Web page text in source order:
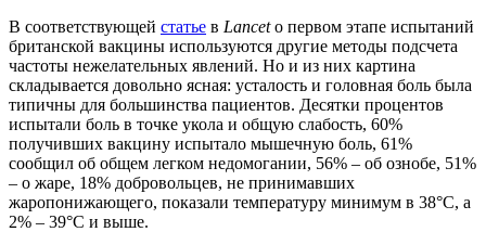
В соответствующей статье в Lancetо первом этапе испытаний
британской вакцины используются другие методы подсчета
частоты нежелательных явлений. Но и из них картина
складывается довольно ясная: усталость и головная боль была
типичны для большинства пациентов. Десятки процентов
испытали боль в точке укола и общую слабость, 60%
получивших вакцину испытало мышечную боль, 61%
сообщил об общем легком недомогании, 56% – об ознобе, 51%
– о жаре, 18% добровольцев, не принимавших
жаропонижающего, показали температуру минимум в 38°C, а
2% – 39°C и выше.